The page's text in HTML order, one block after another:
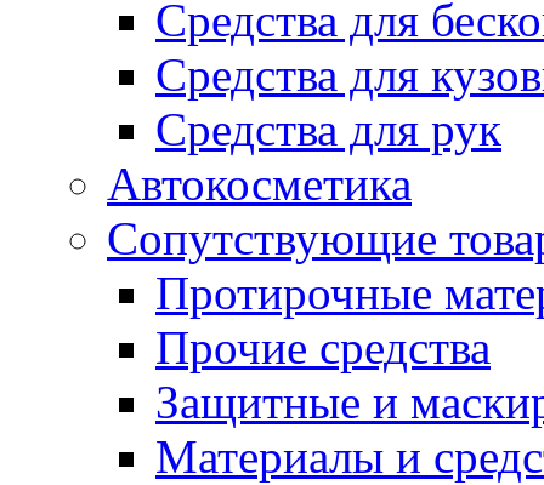
Средства для
Средства для
Средства для рук
Автокосметика
Сопутствующие
Протирочные
Прочие средства
Защитные и
Материалы и